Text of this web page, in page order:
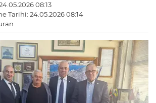
08:13
Tarihi: 24.05.2026 08:14